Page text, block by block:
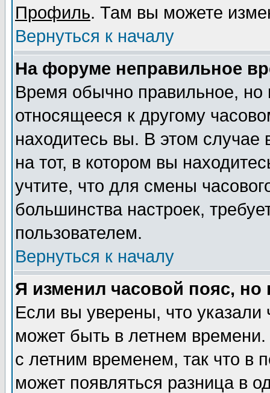
Профиль. Там вы можете
Вернуться к началу
На форуме неправильное
Время обычно правильное,
относящееся к другому
находитесь вы. В этом
на тот, в котором вы
учтите, что для смены
большинства настроек,
пользователем.
Вернуться к началу
Я изменил часовой пояс,
Если вы уверены, что указали
может быть в летнем
с летним временем, так что в
может появляться разница в